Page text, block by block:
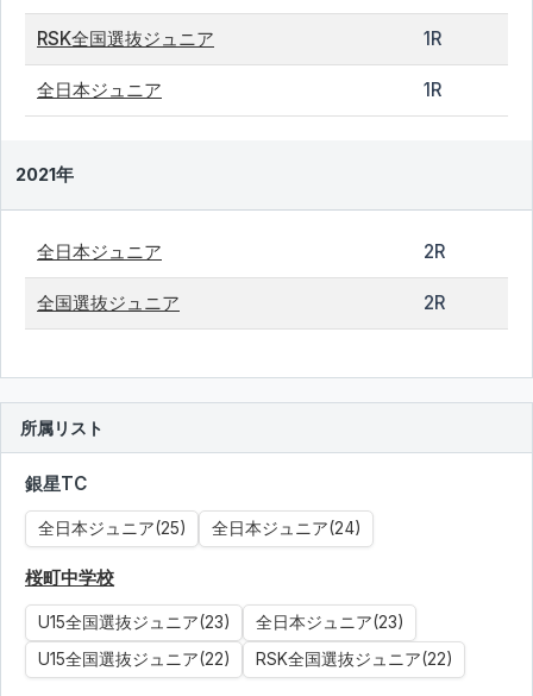
RSK全国選抜ジュニア 1R
全日本ジュニア 1R
2021年
全日本ジュニア 2R
全国選抜ジュニア 2R
所属リスト
銀星TC
全日本ジュニア(25) 全日本ジュニア(24)
桜町中学校
U15全国選抜ジュニア(23)
全日本ジュニア(23)
U15全国選抜ジュニア(22)
RSK全国選抜ジュニア(22)